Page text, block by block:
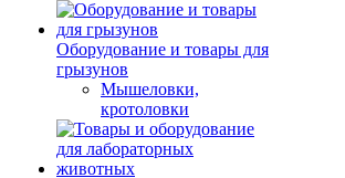
Оборудование и товары для
грызунов
Мышеловки,
кротоловки